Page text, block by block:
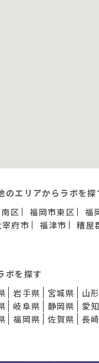
のエリアからラボを探
区
福岡市東区
福
宰府市 福津市 糟屋
ボを探す
岩手県 宮城県
山
岐阜県 静岡県
愛
福岡県 佐賀県 長